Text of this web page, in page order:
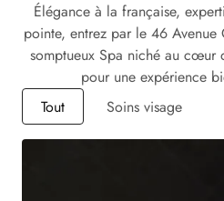
Élégance à la française,
pointe, entrez par le 46
somptueux Spa niché au cœur
pour une expérience
Tout
Soins visage